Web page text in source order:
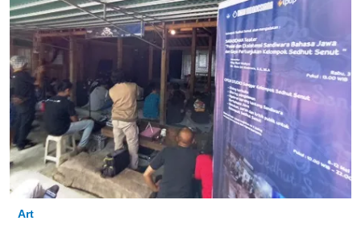
Kampus
Idea
Sains
EduDana
Ikuti Kami di:
Art